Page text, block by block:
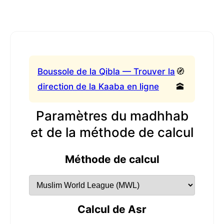
Boussole de la Qibla — Trouver la
direction de la Kaaba en ligne
🧭
🕋
Paramètres du madhhab
et de la méthode de calcul
Méthode de calcul
Calcul de Asr